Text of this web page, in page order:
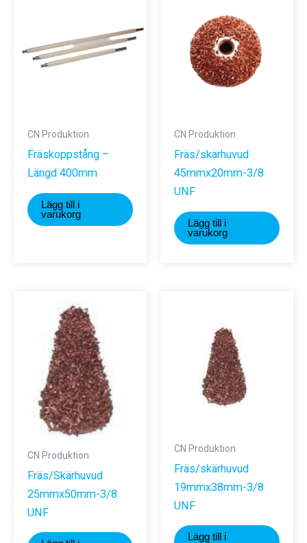
kan
väljas
CN Produktion
Fräskoppstång –
Längd 400mm
Lägg till i
varukorg
CN Produktion
Fräs/skärhuvud
45mmx20mm-3/8
UNF
Lägg till i
varukorg
CN Produktion
Fräs/Skärhuvud
25mmx50mm-3/8
UNF
CN Produktion
Fräs/skärhuvud
19mmx38mm-3/8
UNF
Lägg till i